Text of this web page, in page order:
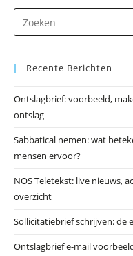
Recente Berichten
Ontslagbrief: voorbeeld,
ontslag
Sabbatical nemen: wat
mensen ervoor?
NOS Teletekst: live nieuws,
overzicht
Sollicitatiebrief schrijven: de
Ontslagbrief e-mail